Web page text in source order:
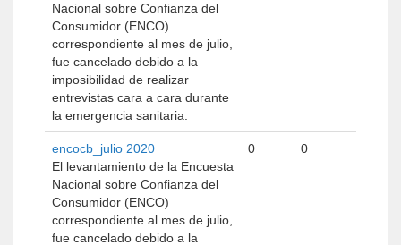
Nacional sobre Confianza del
Consumidor (ENCO)
correspondiente al mes de julio,
fue cancelado debido a la
imposibilidad de realizar
entrevistas cara a cara durante
la emergencia sanitaria.
encocb_julio 2020
El levantamiento de la Encuesta
Nacional sobre Confianza del
Consumidor (ENCO)
correspondiente al mes de julio,
fue cancelado debido a la
0 0